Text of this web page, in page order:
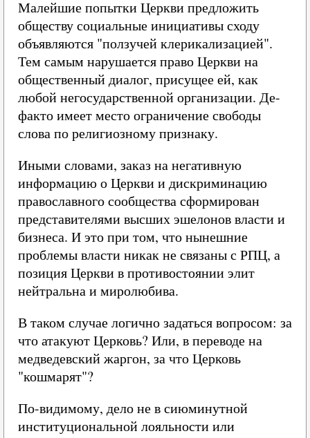
Малейшие попытки Церкви предложить
обществу социальные инициативы сходу
объявляются "ползучей клерикализацией".
Тем самым нарушается право Церкви на
общественный диалог, присущее ей, как
любой негосударственной организации. Де-
факто имеет место ограничение свободы
слова по религиозному признаку.
Иными словами, заказ на негативную
информацию о Церкви и дискриминацию
православного сообщества сформирован
представителями высших эшелонов власти и
бизнеса. И это при том, что нынешние
проблемы власти никак не связаны с РПЦ, а
позиция Церкви в противостоянии элит
нейтральна и миролюбива.
В таком случае логично задаться вопросом: за
что атакуют Церковь? Или, в переводе на
медведевский жаргон, за что Церковь
"кошмарят"?
По-видимому, дело не в сиюминутной
институциональной лояльности или